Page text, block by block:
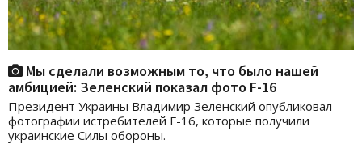
Мы сделали возможным то, что было нашей
амбицией: Зеленский показал фото F-16
Президент Украины Владимир Зеленский опубликовал
фотографии истребителей F-16, которые получили
украинские Силы обороны.